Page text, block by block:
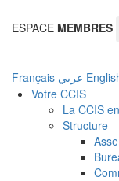
ESPACE MEMBRES
Français عربي
Votre CCIS
La CCIS
Structure